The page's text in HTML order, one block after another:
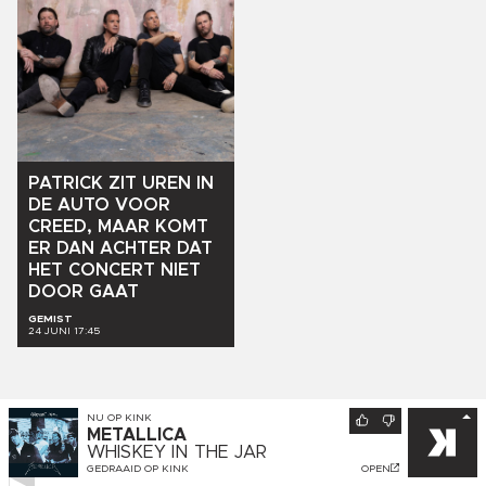
PATRICK ZIT UREN
IN
DE AUTO VOOR
CREED, MAAR KOMT
ER DAN ACHTER DAT
HET CONCERT NIET
DOOR GAAT
GEMIST
24 JUNI 17:45
NU OP KINK
METALLICA
WHISKEY IN THE JAR
GEDRAAID OP KINK OPEN